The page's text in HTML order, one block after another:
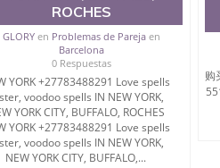
都有原版本文凭对照。质量得到了
俱进，及时掌握各大院校的（毕
材料）的版本更新信息， 能够在
，并在时间收集到原版实物，以求
高性价比，通过品质和效率不断
Q/微信:551190476办理毕业证成
、改成绩、教育部学历学位认证、
制作、办理、仿制学位证书、毕业
ROCHES
GLORYen Problemas de Parejaen
Barcelona
0 Respuestas
YORK +27783488291 Love spells
voodoo spells IN NEW YORK,
YORK CITY, BUFFALO, ROCHES
YORK +27783488291 Love spells
voodoo spells IN NEW YORK,
NEW YORK CITY, BUFFALO,...
购